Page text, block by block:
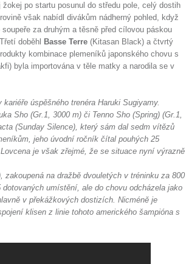
po startu posunul do středu pole, celý dostih
však nabídl divákům nádherný pohled, když
za druhým a těsně před cílovou páskou
doběhl Basse Terre (Kitasan Black) a čtvrtý
kombinace plemeníků japonského chovu s
byla importována v těle matky a narodila se v
úspěšného trenéra Haruki Sugiyamy.
Sho (Gr.1, 3000 m) či Tenno Sho (Spring) (Gr.1,
(Sunday Silence), který sám dal sedm vítězů
jeho úvodní ročník čítal pouhých 25
je však zřejmé, že se situace nyní výrazně
na dražbě dvouletých v tréninku za 800
umístění, ale do chovu odcházela jako
v překážkových dostizích. Nicméně je
klisen z linie tohoto amerického šampióna s